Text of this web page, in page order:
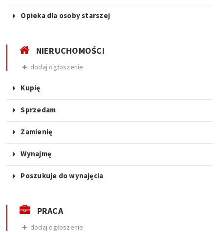
Opieka dla osoby starszej
NIERUCHOMOŚCI
dodaj ogłoszenie
Kupię
Sprzedam
Zamienię
Wynajmę
Poszukuje do wynajęcia
PRACA
dodaj ogłoszenie